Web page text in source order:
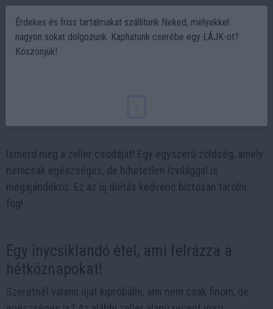
Ismerd meg a zeller csodáját! Egy egyszerű zöldség, amely
nemcsak egészséges, de hihetetlen ízvilággal is
megajándékoz. Ez az új diétás kedvenc biztosan tarolni
fog!
Egy ínycsiklandó étel, ami felrázza a
hétköznapokat!
Szeretnél valami újat kipróbálni, ami nem csak finom, de
Érdekes és friss tartalmakat szállítunk Neked, melyekkel
nagyon sokat dolgozunk. Kaphatunk cserébe egy LÁJK-ot?
Köszönjük!